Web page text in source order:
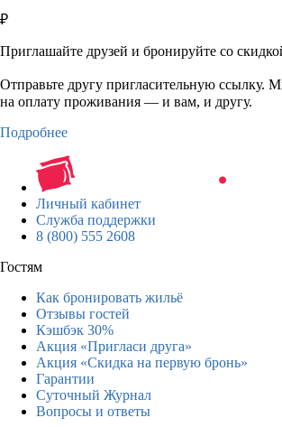
₽
Приглашайте друзей и бронируйте со
Отправьте другу пригласительную ссылку.
на оплату проживания — и вам, и другу.
Подробнее
Личный кабинет
Служба поддержки
8 (800) 555 2608
Гостям
Как бронировать жильё
Отзывы гостей
Кэшбэк 30%
Акция «Пригласи друга»
Акция «Скидка на первую бронь»
Гарантии
Суточный Журнал
Вопросы и ответы